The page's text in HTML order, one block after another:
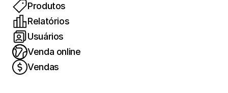
Produtos
Relatórios
Usuários
Venda online
Vendas